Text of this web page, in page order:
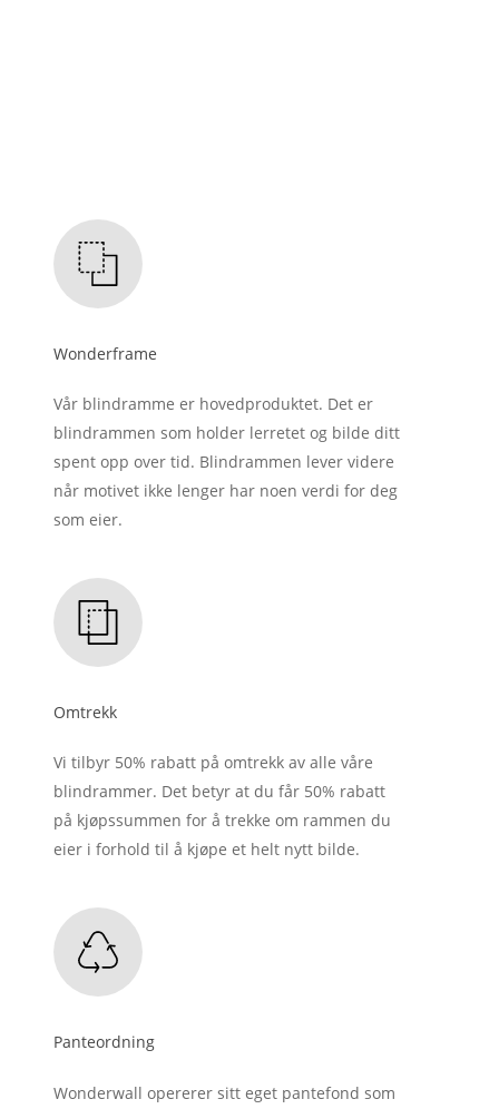
Wonderframe
Vår blindramme er hovedproduktet. Det er
blindrammen som holder lerretet og bilde ditt
spent opp over tid. Blindrammen lever videre
når motivet ikke lenger har noen verdi for deg
som eier.
Omtrekk
Vi tilbyr 50% rabatt på omtrekk av alle våre
blindrammer. Det betyr at du får 50% rabatt
på kjøpssummen for å trekke om rammen du
eier i forhold til å kjøpe et helt nytt bilde.
Panteordning
Wonderwall opererer sitt eget pantefond som